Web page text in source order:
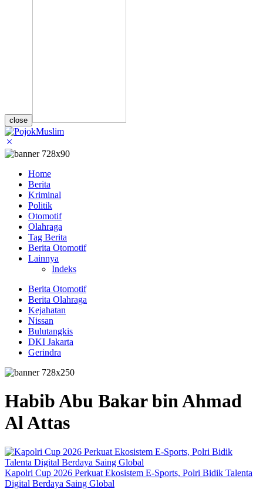
close
Home
Berita
Kriminal
Politik
Otomotif
Olahraga
Tag Berita
Berita Otomotif
Lainnya
Indeks
Berita Otomotif
Berita Olahraga
Kejahatan
Nissan
Bulutangkis
DKI Jakarta
Gerindra
Habib Abu Bakar bin Ahmad
Al Attas
Kapolri Cup 2026 Perkuat Ekosistem E-Sports, Polri Bidik Talenta
Digital Berdaya Saing Global